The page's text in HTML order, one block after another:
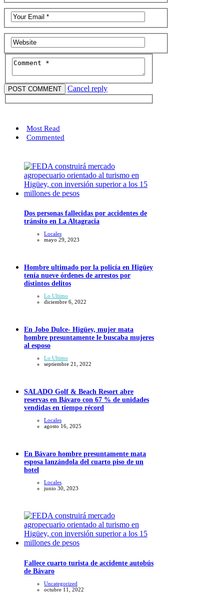
Cancel reply
Most Read
Commented
Dos personas fallecidas por accidentes de
tránsito en La Altagracia
Locales
mayo 29, 2023
Hombre ultimado por la policía en Higüey
tenía nueve órdenes de arrestos por
distintos delitos
Lo Ultimo
diciembre 6, 2022
En Jobo Dulce- Higüey, mujer mata
hombre presuntamente le buscaba mujeres
al esposo
Lo Ultimo
septiembre 21, 2022
SALADO Golf & Beach Resort abre
reservas en Bávaro con 67 % de unidades
vendidas en tiempo récord
Locales
agosto 16, 2025
En Bávaro hombre presuntamente mata
esposa lanzándola del cuarto piso de un
hotel
Locales
junio 30, 2023
Fallece cuarto turista de accidente autobús
de Bávaro
Uncategorized
octubre 11, 2022